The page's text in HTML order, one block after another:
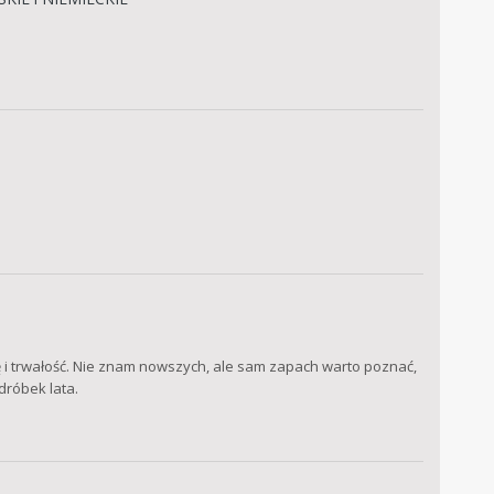
Nie znam nowszych, ale sam zapach warto poznać,
lata.